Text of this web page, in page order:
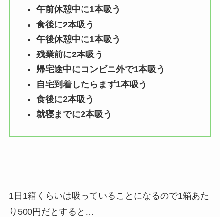
午前休憩中に1本吸う
食後に2本吸う
午後休憩中に1本吸う
残業前に2本吸う
帰宅途中にコンビニ外で1本吸う
自宅到着したらまず1本吸う
食後に2本吸う
就寝までに2本吸う
1日1箱くらいは吸っていることになるので1箱あた
り500円だとすると…